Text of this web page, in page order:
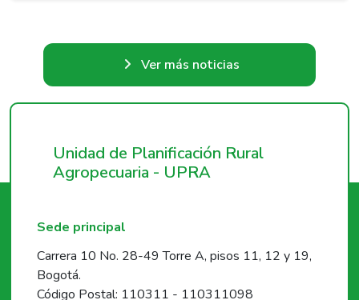
Ver más noticias
Unidad de Planificación Rural
Agropecuaria - UPRA
Sede principal
Carrera 10 No. 28-49 Torre A, pisos 11, 12 y 19,
Bogotá.
Código Postal: 110311 - 110311098